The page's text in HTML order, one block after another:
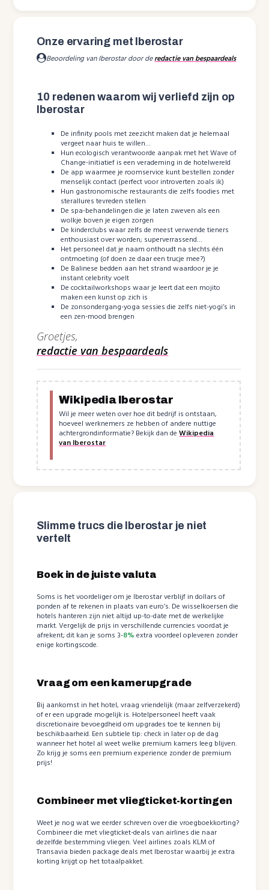
Onze ervaring met Iberostar
Beoordeling van Iberostar door deredactie van bespaardeals
10 redenen waarom wij verliefd zijn op
Iberostar
De infinity pools met zeezicht maken dat je helemaal
vergeet naar huis te willen…
Hun ecologisch verantwoorde aanpak met het Wave of
Change-initiatief is een verademing in de hotelwereld
De app waarmee je roomservice kunt bestellen zonder
menselijk contact (perfect voor introverten zoals ik)
Hun gastronomische restaurants die zelfs foodies met
sterallures tevreden stellen
De spa-behandelingen die je laten zweven als een
wolkje boven je eigen zorgen
De kinderclubs waar zelfs de meest verwende tieners
enthousiast over worden; superverrassend…
Het personeel dat je naam onthoudt na slechts één
ontmoeting (of doen ze daar een trucje mee?)
De Balinese bedden aan het strand waardoor je je
instant celebrity voelt
De cocktailworkshops waar je leert dat een mojito
maken een kunst op zich is
De zonsondergang-yoga sessies die zelfs niet-yogi’s in
een zen-mood brengen
Groetjes,
redactie van bespaardeals
Wikipedia Iberostar
Wil je meer weten over hoe dit bedrijf is ontstaan,
hoeveel werknemers ze hebben of andere nuttige
achtergrondinformatie? Bekijk dan deWikipedia
van Iberostar
Slimme trucs die Iberostar je niet
vertelt
Boek in de juiste valuta
Soms is het voordeliger om je Iberostar verblijf in dollars of
ponden af te rekenen in plaats van euro’s. De wisselkoersen die
hotels hanteren zijn niet altijd up-to-date met de werkelijke
markt. Vergelijk de prijs in verschillende currencies voordat je
afrekent; dit kan je soms 3-8% extra voordeel opleveren zonder
enige kortingscode.
Vraag om een kamerupgrade
Bij aankomst in het hotel, vraag vriendelijk (maar zelfverzekerd)
of er een upgrade mogelijk is. Hotelpersoneel heeft vaak
discretionaire bevoegdheid om upgrades toe te kennen bij
beschikbaarheid. Een subtiele tip: check in later op de dag
wanneer het hotel al weet welke premium kamers leeg blijven.
Zo krijg je soms een premium experience zonder de premium
prijs!
Combineer met vliegticket-kortingen
Weet je nog wat we eerder schreven over die vroegboekkorting?
Combineer die met vliegticket-deals van airlines die naar
dezelfde bestemming vliegen. Veel airlines zoals KLM of
Transavia bieden package deals met Iberostar waarbij je extra
korting krijgt op het totaalpakket.